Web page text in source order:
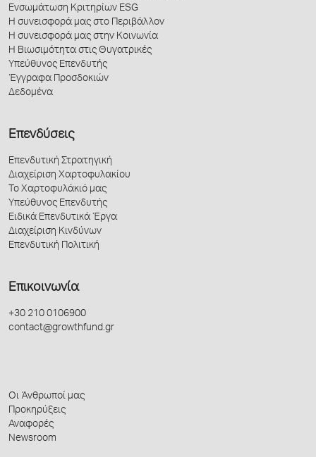
Ενσωμάτωση Κριτηρίων ESG
Η συνεισφορά μας στο Περιβάλλον
Η συνεισφορά μας στην Κοινωνία
Η Βιωσιμότητα στις Θυγατρικές
Υπεύθυνος Επενδυτής
Έγγραφα Προσδοκιών
Δεδομένα
Επενδύσεις
Επενδυτική Στρατηγική
Διαχείριση Χαρτοφυλακίου
Το Χαρτοφυλάκιό μας
Υπεύθυνος Επενδυτής
Ειδικά Επενδυτικά Έργα
Διαχείριση Κινδύνων
Επενδυτική Πολιτική
Επικοινωνία
+30 210 0106900
contact@growthfund.gr
Οι Άνθρωποί μας
Προκηρύξεις
Αναφορές
Newsroom